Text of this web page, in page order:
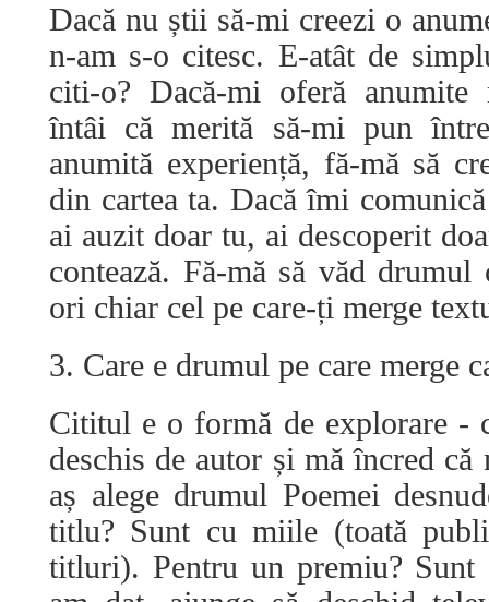
Dacă nu știi să-mi creezi o
n-am s-o citesc. E-atât de
citi-o? Dacă-mi oferă anumite
întâi că merită să-mi pun
anumită experiență, fă-mă să
din cartea ta. Dacă îmi
ai auzit doar tu, ai descoperit
contează. Fă-mă să văd drumul
ori chiar cel pe care-ți merge
3. Care e drumul pe care merge
Cititul e o formă de explorare -
deschis de autor și mă încred
aș alege drumul Poemei
titlu? Sunt cu miile (toată
titluri). Pentru un premiu?